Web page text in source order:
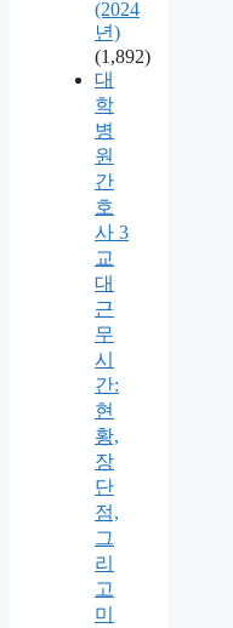
(2024
년)
(1,892)
대
학
병
원
간
호
사 3
교
대
근
무
시
간:
현
황,
장
단
점,
그
리
고
미